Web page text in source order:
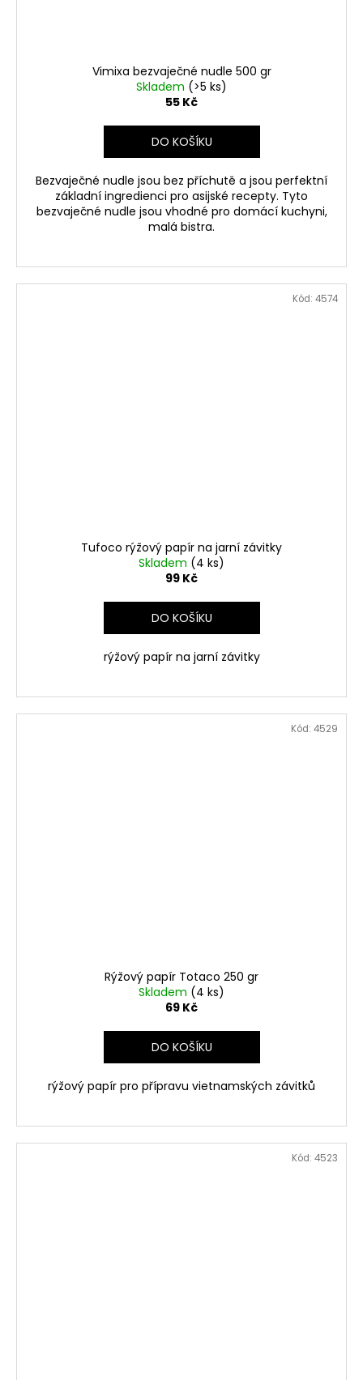
Vimixa bezvaječné nudle 500 gr
Skladem (>5 ks)
55 Kč
DO KOŠÍKU
Bezvaječné nudle jsou bez příchutě a jsou perfektní
základní ingredienci pro asijské recepty. Tyto
bezvaječné nudle jsou vhodné pro domácí kuchyni,
malá bistra.
Tufoco rýžový papír na jarní závitky
Skladem (4 ks)
99 Kč
DO KOŠÍKU
rýžový papír na jarní závitky
Kód: 4574
Rýžový papír Totaco 250 gr
Skladem (4 ks)
69 Kč
DO KOŠÍKU
rýžový papír pro přípravu vietnamských závitků
Kód: 4529
Kód: 4523